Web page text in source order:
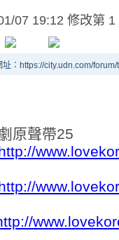
07 19:12 修改第 1
址：https://city.udn.com/
原聲帶25